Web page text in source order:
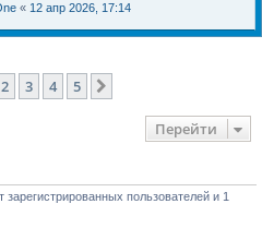
« 12 апр 2026, 17:14
2 3 4 5
Перейти
пользователей и 1